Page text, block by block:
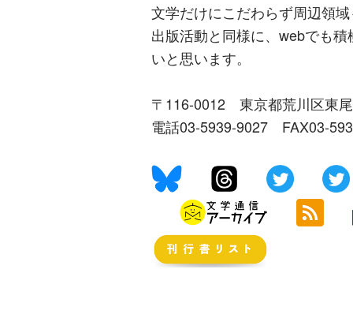
文学だけにこだわらず周辺領
出版活動と同様に、webでも
いと思います。
〒116-0012 東京都荒川区東
電話03-5939-9027 FAX03-